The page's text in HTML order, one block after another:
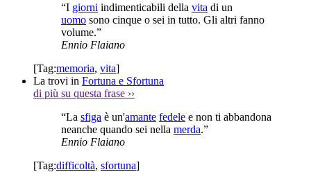
“I giorni indimenticabili della vita di un
uomo sono cinque o sei in tutto. Gli altri fanno
volume.”
Ennio Flaiano
[Tag:memoria, vita]
La trovi in Fortuna e Sfortuna
di più su questa frase ››
“La sfiga è un'amante fedele e non ti abbandona
neanche quando sei nella merda.”
Ennio Flaiano
[Tag:difficoltà, sfortuna]